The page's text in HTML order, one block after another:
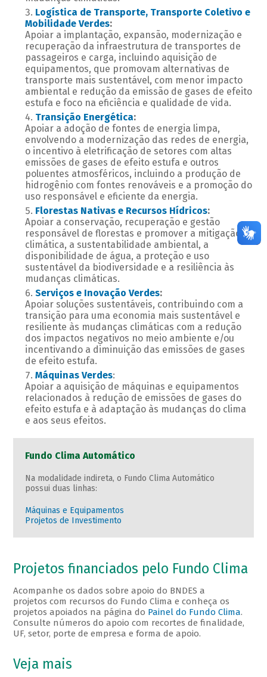
Logística de Transporte, Transporte Coletivo e
Mobilidade Verdes:
Apoiar a implantação, expansão, modernização e
recuperação da infraestrutura de transportes de
passageiros e carga, incluindo aquisição de
equipamentos, que promovam alternativas de
transporte mais sustentável, com menor impacto
ambiental e redução da emissão de gases de efeito
estufa e foco na eficiência e qualidade de vida.
Transição Energética:
Apoiar a adoção de fontes de energia limpa,
envolvendo a modernização das redes de energia,
o incentivo à eletrificação de setores com altas
emissões de gases de efeito estufa e outros
poluentes atmosféricos, incluindo a produção de
hidrogênio com fontes renováveis e a promoção do
uso responsável e eficiente da energia.
Florestas Nativas e Recursos Hídricos:
Apoiar a conservação, recuperação e gestão
responsável de florestas e promover a mitigação
climática, a sustentabilidade ambiental, a
disponibilidade de água, a proteção e uso
sustentável da biodiversidade e a resiliência às
mudanças climáticas.
Serviços e Inovação Verdes:
Apoiar soluções sustentáveis, contribuindo com a
transição para uma economia mais sustentável e
resiliente às mudanças climáticas com a redução
dos impactos negativos no meio ambiente e/ou
incentivando a diminuição das emissões de gases
de efeito estufa.
Máquinas Verdes:
Apoiar a aquisição de máquinas e equipamentos
relacionados à redução de emissões de gases do
efeito estufa e à adaptação às mudanças do clima
e aos seus efeitos.
Fundo Clima Automático
Na modalidade indireta, o Fundo Clima Automático
possui duas linhas:
Máquinas e Equipamentos
Projetos de Investimento
Projetos financiados pelo Fundo Clima
Acompanhe os dados sobre apoio do BNDES a
projetos com recursos do Fundo Clima e conheça os
projetos apoiados na página do Painel do Fundo Clima.
Consulte números do apoio com recortes de finalidade,
UF, setor, porte de empresa e forma de apoio.
Veja mais